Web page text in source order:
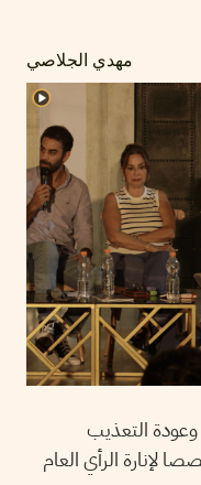
مهدي الجلاصي
وعودة التعذيب
الرأي العام